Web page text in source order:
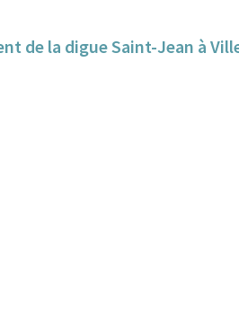
de la digue Saint-Jean à